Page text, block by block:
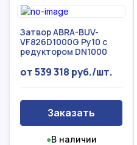
Затвор ABRA-BUV-
VF826D1000G Ру10 с
редуктором DN1000
от 539 318 руб./шт.
Заказать
●В наличии